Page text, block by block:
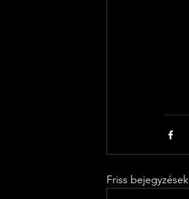
Friss bejegyzések